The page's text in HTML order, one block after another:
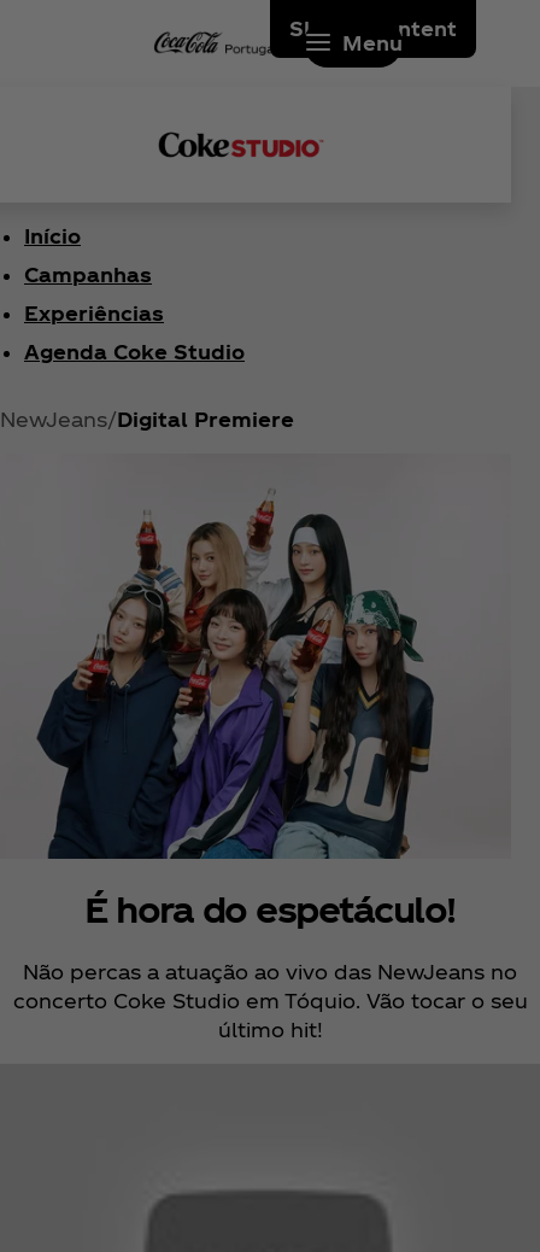
Skip to content
Menu
Início
Campanhas
Experiências
Agenda Coke Studio
NewJeans Digital Premiere
É hora do espetáculo!
Não percas a atuação ao vivo das NewJeans no
concerto Coke Studio em Tóquio. Vão tocar o seu
último hit!